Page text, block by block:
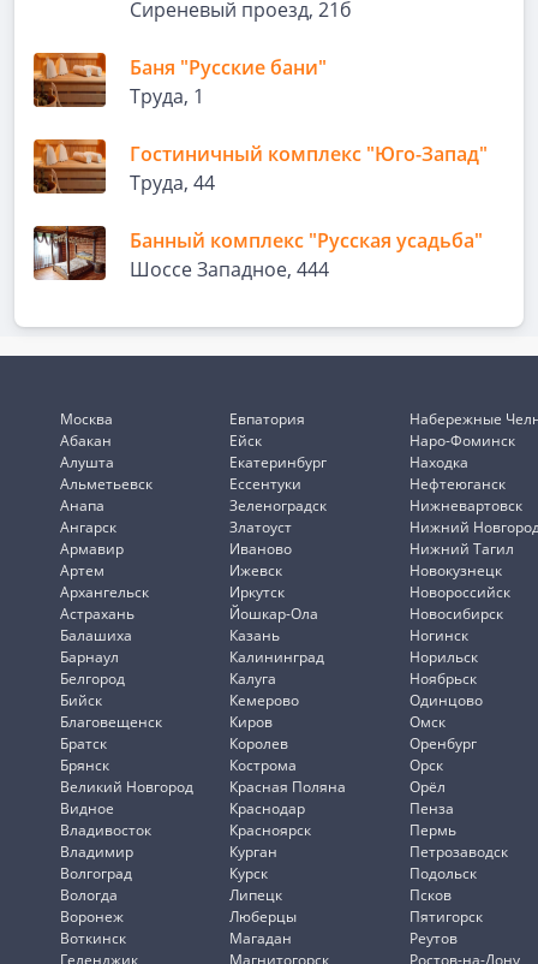
Сиреневый проезд, 21б
Баня "Русские бани"
Труда, 1
Гостиничный комплекс "Юго-Запад"
Труда, 44
Банный комплекс "Русская усадьба"
Шоссе Западное, 444
Москва
Абакан
Алушта
Альметьевск
Анапа
Ангарск
Армавир
Артем
Архангельск
Астрахань
Балашиха
Барнаул
Белгород
Бийск
Благовещенск
Братск
Брянск
Великий Новгород
Видное
Владивосток
Владимир
Волгоград
Вологда
Воронеж
Воткинск
Геленджик
Евпатория
Ейск
Екатеринбург
Ессентуки
Зеленоградск
Златоуст
Иваново
Ижевск
Иркутск
Йошкар-Ола
Казань
Калининград
Калуга
Кемерово
Киров
Королев
Кострома
Красная Поляна
Краснодар
Красноярск
Курган
Курск
Липецк
Люберцы
Магадан
Магнитогорск
Набережные
Наро-Фоминск
Находка
Нефтеюганск
Нижневартовск
Нижний
Нижний Тагил
Новокузнецк
Новороссийск
Новосибирск
Ногинск
Норильск
Ноябрьск
Одинцово
Омск
Оренбург
Орск
Орёл
Пенза
Пермь
Петрозаводск
Подольск
Псков
Пятигорск
Реутов
Ростов-на-Дону